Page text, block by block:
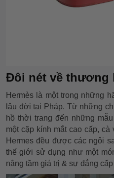
Đôi nét về thương
Hermès là một trong những
lâu đời tại Pháp. Từ những
hồ thời trang đến những mẫu
một cặp kính mắt cao cấp,
Hermes đều được các ngôi
thế giới sử dụng như một
nâng tầm giá trị & sự đẳng